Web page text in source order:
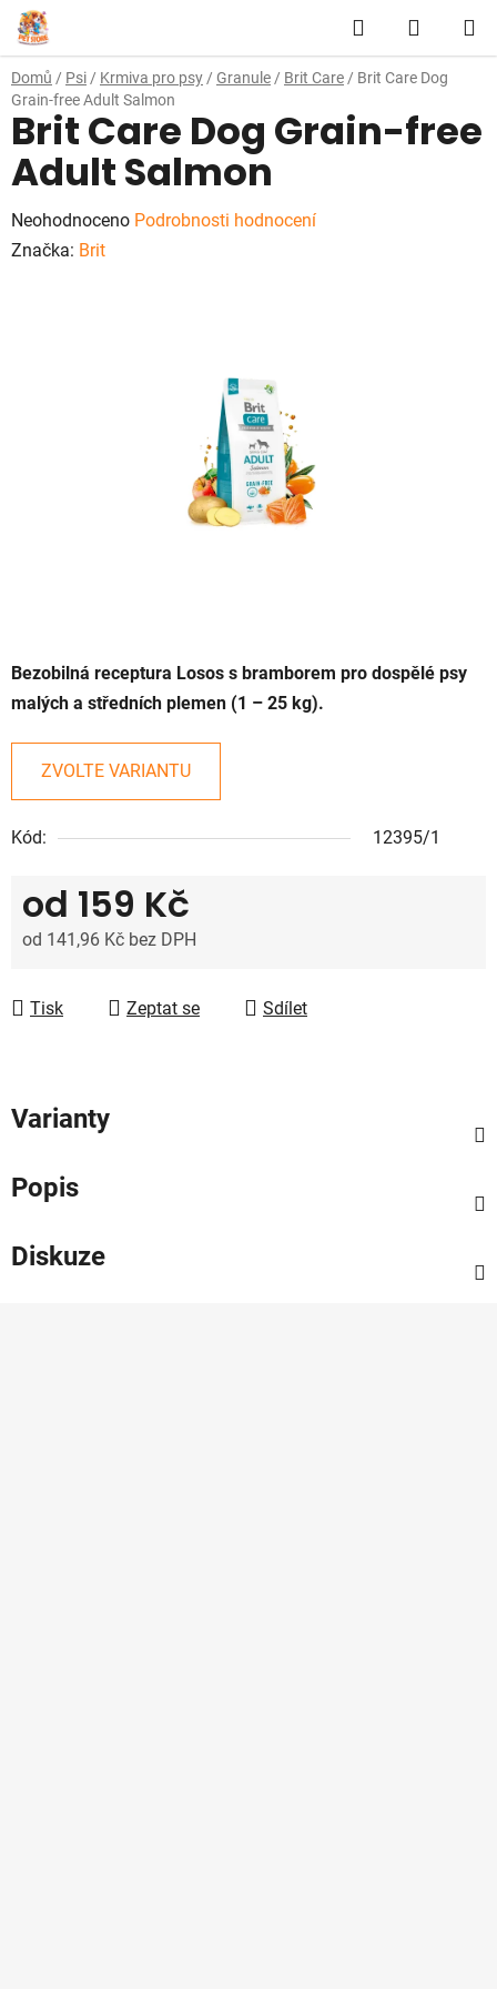
Přejít
na
obsah
Hledat
KOŠÍK
Domů / Psi / Krmiva pro psy / Granule / Brit Care / Brit Care Dog
Grain-free Adult Salmon
Bezobilná receptura Losos s bramborem pro dospělé psy
malých a středních plemen (1 – 25 kg).
ZVOLTE VARIANTU
Kód: 12395/1
od 159 Kč
od 141,96 Kč bez DPH
Tisk
Zeptat se Sdílet
Brit Care Dog Grain-free
Adult Salmon
Průměrné
hodnocení
Neohodnoceno Podrobnosti hodnocení
Značka: Brit
Varianty
Popis
Diskuze